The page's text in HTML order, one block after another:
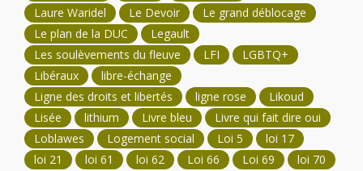
Laure Waridel
Le Devoir
Le grand déblocage
Le plan de la DUC
Legault
Les soulèvements du fleuve
LFI
LGBTQ+
Libéraux
libre-échange
Ligne des droits et libertés
ligne rose
Likoud
Lisée
lithium Livre bleu
Livre qui fait dire oui
Loblawes
Logement social Loi 5
loi 17
loi 21
loi 61 loi 62 Loi 66 Loi 69
loi 70